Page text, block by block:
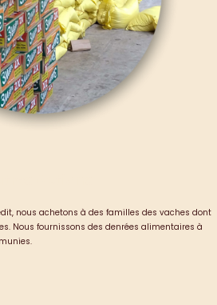
nous achetons à des familles des vaches dont
Nous fournissons des denrées alimentaires à